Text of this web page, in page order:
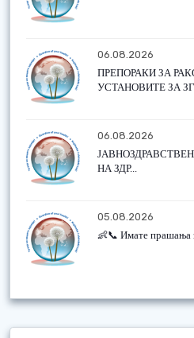
06.08.2026
ПРЕПОРАКИ ЗА
УСТАНОВИТЕ ЗА
06.08.2026
НА ЗДР...
05.08.2026
👶📞 Имате прашања